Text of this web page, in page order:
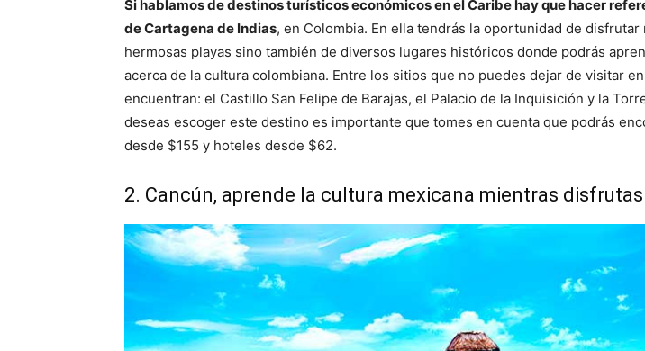
Si hablamos de destinos turísticos económicos en el Caribe hay que hacer
de Cartagena de Indias, en Colombia. En ella tendrás la oportunidad de disfrutar
hermosas playas sino también de diversos lugares históricos donde podrás
acerca de la cultura colombiana. Entre los sitios que no puedes dejar de visitar
encuentran: el Castillo San Felipe de Barajas, el Palacio de la Inquisición y la
deseas escoger este destino es importante que tomes en cuenta que podrás
desde $155 y hoteles desde $62.
2. Cancún, aprende la cultura mexicana mientras